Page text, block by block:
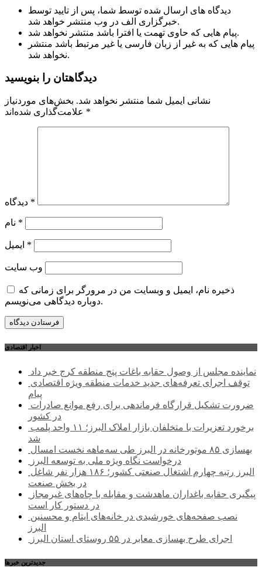
دیدگاه های ارسال شده توسط شما، پس از تایید توسط
خبرگزاری الف در وب منتشر خواهد شد.
پیام هایی که حاوی تهمت یا افترا باشد منتشر نخواهد شد.
پیام هایی که به غیر از زبان فارسی یا غیر مرتبط باشد منتشر
نخواهد شد.
دیدگاهتان را بنویسید
نشانی ایمیل شما منتشر نخواهد شد. بخش‌های موردنیاز
*
*
*
*
وب‌ سایت
ذخیره نام، ایمیل و وبسایت من در مرورگر برای زمانی که
دوباره دیدگاهی می‌نویسم.
اخبار اقتصادی
نماینده مجلس از وصول حقابه باغات پنج منطقه کرج خبر داد
پیام
در کشور
شد
بهسازی ۸۵ موتورخانه در البرز طی سه‌ماهه نخست امسال
درخواست نگاه ویژه ملی به توسعه البرز
در بخش صنعت
در دستور کار است
البرز
اجرای طرح بهسازی معابر در ۵۵ روستای استان البرز
جديدترين خبرها